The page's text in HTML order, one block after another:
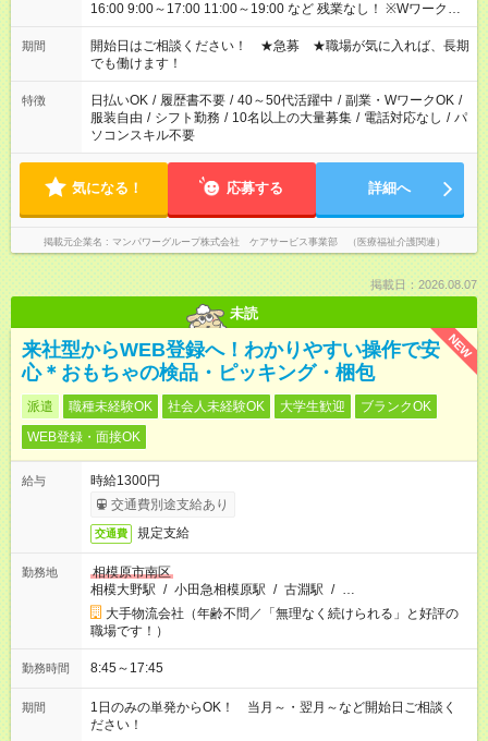
16:00 9:00～17:00 11:00～19:00 など 残業なし！ ※Wワークの
場合、他のお仕事と合わせ週40時間超の就業はご案内できませ
ん ※法令に基づき、週20時間以上勤務は社会保険への加入対象
となります ※労働者派遣法（日雇い派遣の原則禁止）により、
短時間・短期間の就業はご案内が難しい場合があります
期間
開始日はご相談ください！ ★急募 ★職場が気に入れば、長期
でも働けます！
特徴 日払いOK / 履歴書不要 / 40～50代活躍中 / 副業・WワークOK /
服装自由 / シフト勤務 / 10名以上の大量募集 / 電話対応なし / パ
ソコンスキル不要
気になる！ 応募する 詳細へ
掲載元企業名 マンパワーグループ株式会社 ケアサービス事業部 （医療福祉介護関連）
掲載日：2026.08.07
未読
NEW
来社型からWEB登録へ！わかりやすい操作で安
心＊おもちゃの検品・ピッキング・梱包
派遣 職種未経験OK 社会人未経験OK 大学生歓迎
ブランクOK
WEB登録・面接OK
給与
時給1300円
交通費別途支給あり
交通費 規定支給
勤務地
相模原市南区
相模大野駅 / 小田急相模原駅 / 古淵駅 / …
大手物流会社（年齢不問／「無理なく続けられる」と好評の
職場です！）
勤務時間 8:45～17:45
期間
1日のみの単発からOK！ 当月～・翌月～など開始日ご相談く
ださい！